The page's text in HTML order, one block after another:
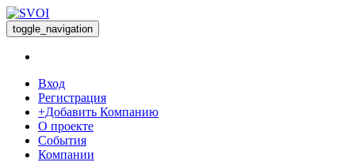
toggle_navigation
Вход
Регистрация
+Добавить Компанию
О проекте
События
Компании